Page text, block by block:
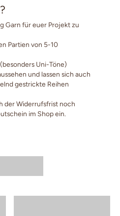
Garn für euer Projekt zu
Partien von 5-10
Uni-Töne)
und lassen sich auch
gestrickte Reihen
der Widerrufsfrist noch
im Shop ein.